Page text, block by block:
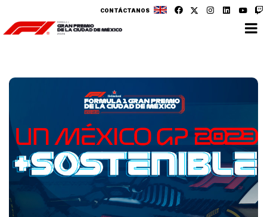
CONTÁCTANOS